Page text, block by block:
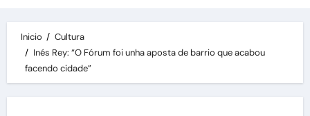
Inicio
Cultura
Inés Rey: “O Fórum foi unha aposta de barrio que acabou
facendo cidade”